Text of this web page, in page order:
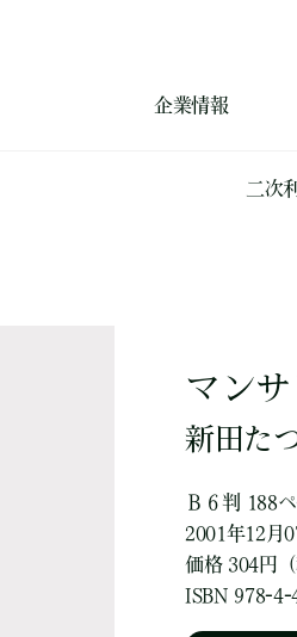
企業情報
二次
マン
新田た
Ｂ６判 188
2001年12月
価格 304円（
ISBN 978-4-